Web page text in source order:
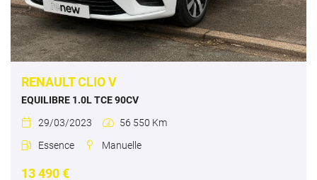
RENAULT CLIO V
EQUILIBRE 1.0L TCE 90CV
 29/03/2023  56 550 Km
 Essence  Manuelle
13 490 €